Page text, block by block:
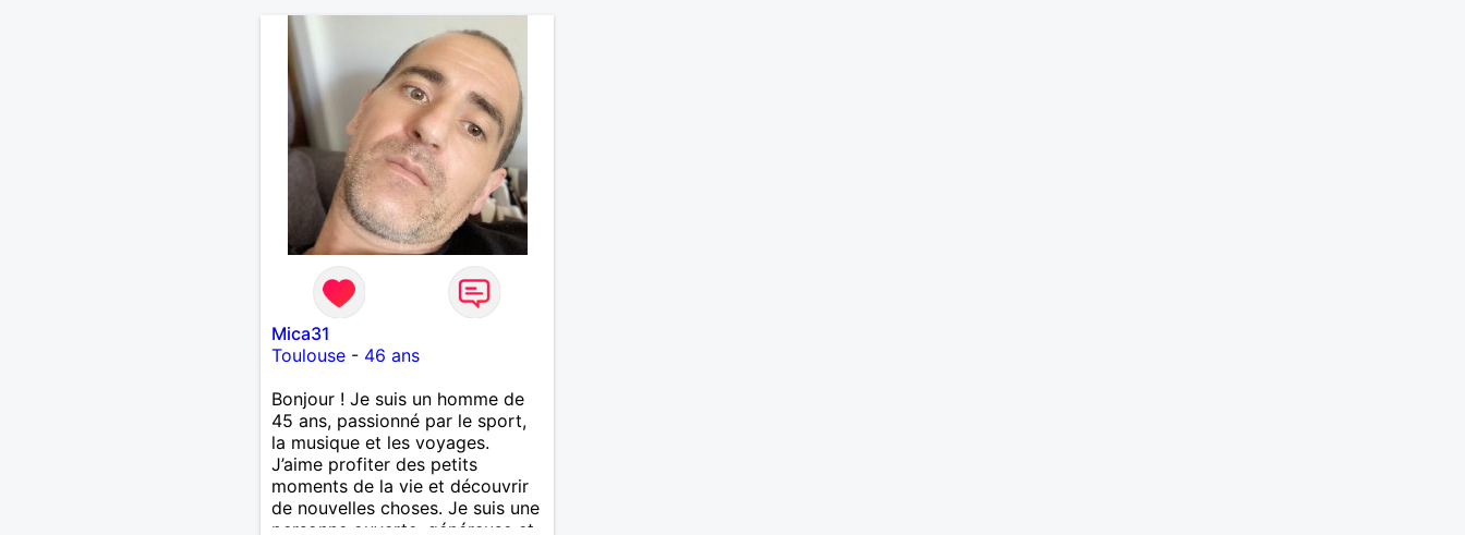
impossible pour d'autres , la vie
elle même est si sérieuse s'il
vous plaît, personnes cherchant
même involontairement les
complications à tout, passez
mon profil. Vous voyez le verre
à moitié plein en permanence,
goûtons le ensemble...🤗
Mica31
Toulouse- 46 ans
Bonjour ! Je suis un homme de
45 ans, passionné par le sport,
la musique et les voyages.
J’aime profiter des petits
moments de la vie et découvrir
de nouvelles choses. Je suis une
personne ouverte, généreuse et